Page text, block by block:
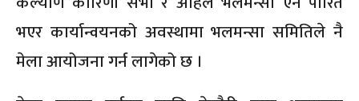
भएर कार्यान्वयनको अवस्थामा भलमन्सा समितिले नै
मेला आयोजना गर्न लागेको छ ।